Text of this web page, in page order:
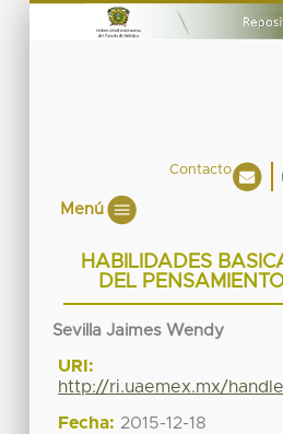
Contacto
Menú
HABILIDADES
DEL
Sevilla Jaimes Wendy
URI:
http://ri.uaemex.mx/
Fecha: 2015-12-18